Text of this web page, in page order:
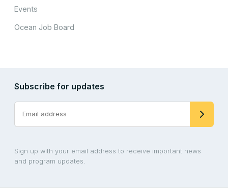
Events
Ocean Job Board
Subscribe for updates
Sign up with your email address to receive important news
and program updates.